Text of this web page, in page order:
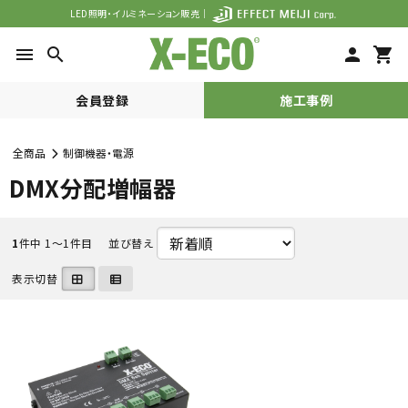
LED照明・イルミネーション販売｜
menu search person shopping_cart
会員登録 施工事例
ACCOUNT MENU
meeting_room ログイン
シーンで探す
全商品 制御機器・電源
DMX分配増幅器
1件中 1〜1件目 並び替え
表示切替